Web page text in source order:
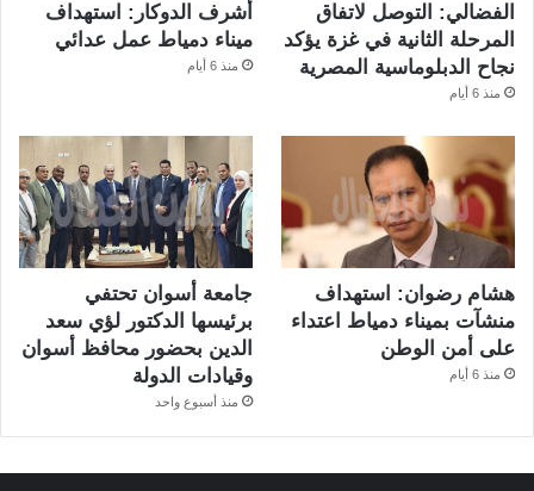
الفضالي: التوصل لاتفاق
المرحلة الثانية في غزة يؤكد
نجاح الدبلوماسية المصرية
منذ 6 أيام
أشرف الدوكار: استهداف
ميناء دمياط عمل عدائي
منذ 6 أيام
هشام رضوان: استهداف
منشآت بميناء دمياط اعتداء
على أمن الوطن
منذ 6 أيام
جامعة أسوان تحتفي
برئيسها الدكتور لؤي سعد
الدين بحضور محافظ أسوان
وقيادات الدولة
منذ أسبوع واحد